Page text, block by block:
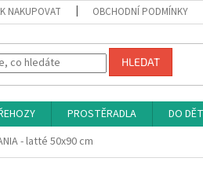
NAKUPOVAT OBCHODNÍ PODMÍNKY
HLEDAT
PROSTĚRADLA DO
- latté 50x90 cm